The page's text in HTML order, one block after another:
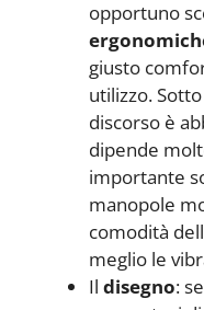
opportuno
giusto
utilizzo.
discorso è
dipende
importante
manopole
comodità
meglio le
Il disegno: